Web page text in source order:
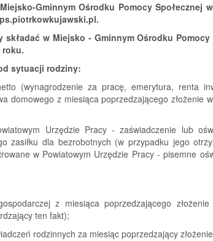
Gminnym Ośrodku Pomocy Społecznej
w Miejsko - Gminnym Ośrodku Pomocy
roku.
sytuacji rodziny:
(wynagrodzenie za pracę, emerytura, renta
domowego z miesiąca poprzedzającego złożenie
Urzędzie Pracy - zaświadczenie lub
zasiłku dla bezrobotnych (w przypadku jego
w Powiatowym Urzędzie Pracy - pisemne
z miesiąca poprzedzającego
ten fakt);
rodzinnych za miesiąc poprzedzający